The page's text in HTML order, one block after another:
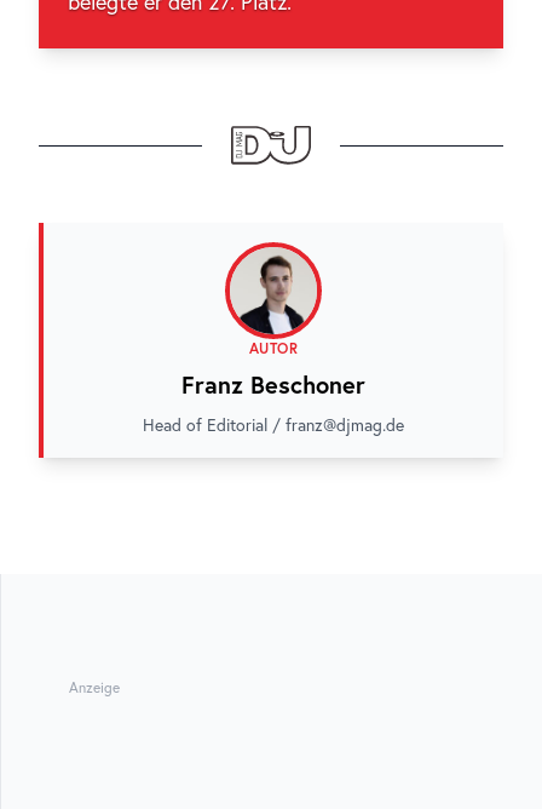
AUTOR
Franz Beschoner
Head of Editorial / franz@djmag.de
Anzeige